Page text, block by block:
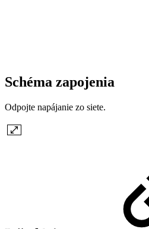
Schéma zapojenia
Odpojte napájanie zo siete.